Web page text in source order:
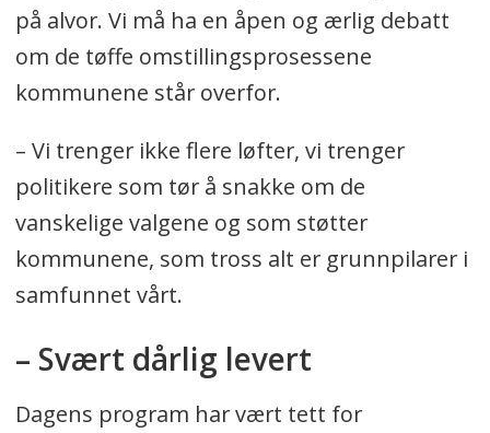
på alvor. Vi må ha en åpen og ærlig debatt
om de tøffe omstillingsprosessene
kommunene står overfor.
– Vi trenger ikke flere løfter, vi trenger
politikere som tør å snakke om de
vanskelige valgene og som støtter
kommunene, som tross alt er grunnpilarer i
samfunnet vårt.
– Svært dårlig levert
Dagens program har vært tett for